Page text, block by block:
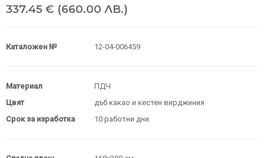
337.45 € (660.00 ЛВ.)
Каталожен № 12-04-006459
Материал
ПДЧ
Цвят
дъб какао и кестен вирджиния
Срок за изработка
10 работни дни